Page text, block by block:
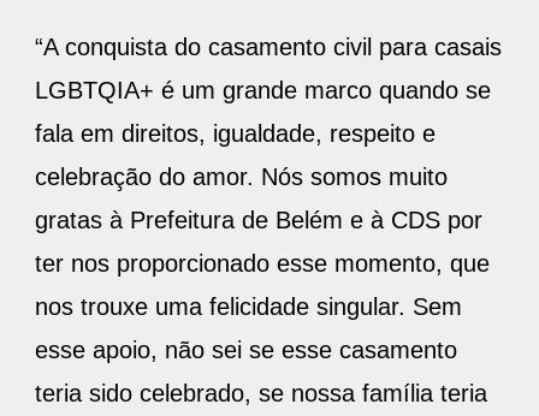
“A conquista do casamento civil para casais
LGBTQIA+ é um grande marco quando se
fala em direitos, igualdade, respeito e
celebração do amor. Nós somos muito
gratas à Prefeitura de Belém e à CDS por
ter nos proporcionado esse momento, que
nos trouxe uma felicidade singular. Sem
esse apoio, não sei se esse casamento
teria sido celebrado, se nossa família teria